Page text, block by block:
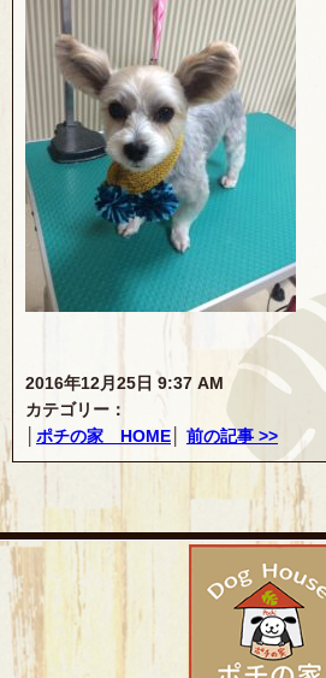
2016年12月25日 9:37 AM
カテゴリー：
ポチの家 HOME 前の記事 >>